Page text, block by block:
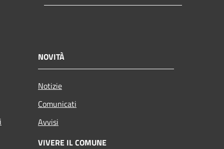
NOVITÀ
Notizie
Comunicati
Avvisi
VIVERE IL COMUNE